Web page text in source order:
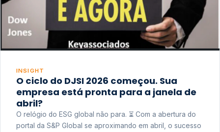
INSIGHT
O ciclo do DJSI 2026 começou. Sua
empresa está pronta para a janela de
abril?
O relógio do ESG global não para. ⏳ Com a abertura do
portal da S&P Global se aproximando em abril, o sucesso